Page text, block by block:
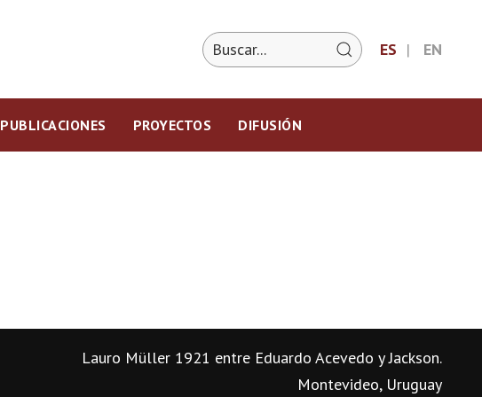
ES EN
PUBLICACIONES PROYECTOS DIFUSIÓN
Lauro Müller 1921 entre Eduardo Acevedo y Jackson.
Montevideo, Uruguay